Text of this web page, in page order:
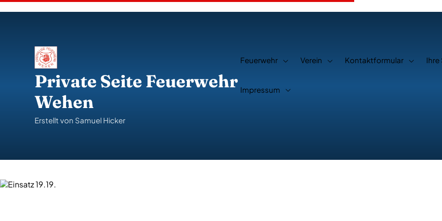
S
k
Private Seite Feuerwehr
Wehen
Erstellt von Samuel Hicker
Feuerwehr Verein Kontaktformular Ihre
Impressum